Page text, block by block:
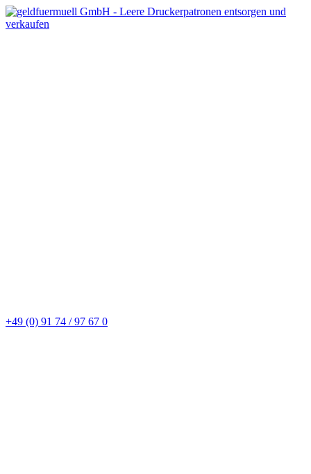
+49 (0) 91 74 / 97 67 0